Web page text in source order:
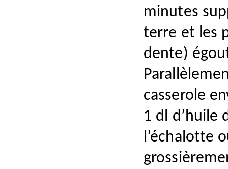
minutes
terre et les
dente)
casserole
1 dl d’huile
l’échalotte